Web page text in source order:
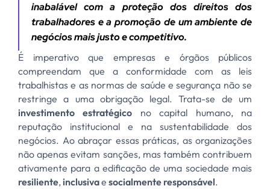
inabalável com a proteção dos direitos dos
trabalhadores e a promoção de um ambiente de
negócios mais justo e competitivo.
É imperativo que empresas e órgãos públicos
compreendam que a conformidade com as leis
trabalhistas e as normas de saúde e segurança não se
restringe a uma obrigação legal. Trata-se de um
investimento estratégico no capital humano, na
reputação institucional e na sustentabilidade dos
negócios. Ao abraçar essas práticas, as organizações
não apenas evitam sanções, mas também contribuem
ativamente para a edificação de uma sociedade mais
resiliente, inclusivae socialmente responsável.